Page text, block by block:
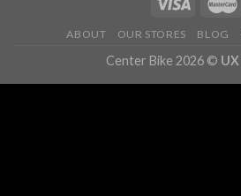
ABOUT OUR STORES BLOG
Center Bike 2026 ©